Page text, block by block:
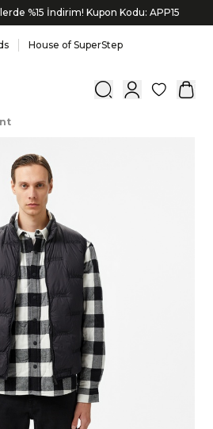
%15 İndirim! Kupon Kodu: APP15
House of SuperStep
0